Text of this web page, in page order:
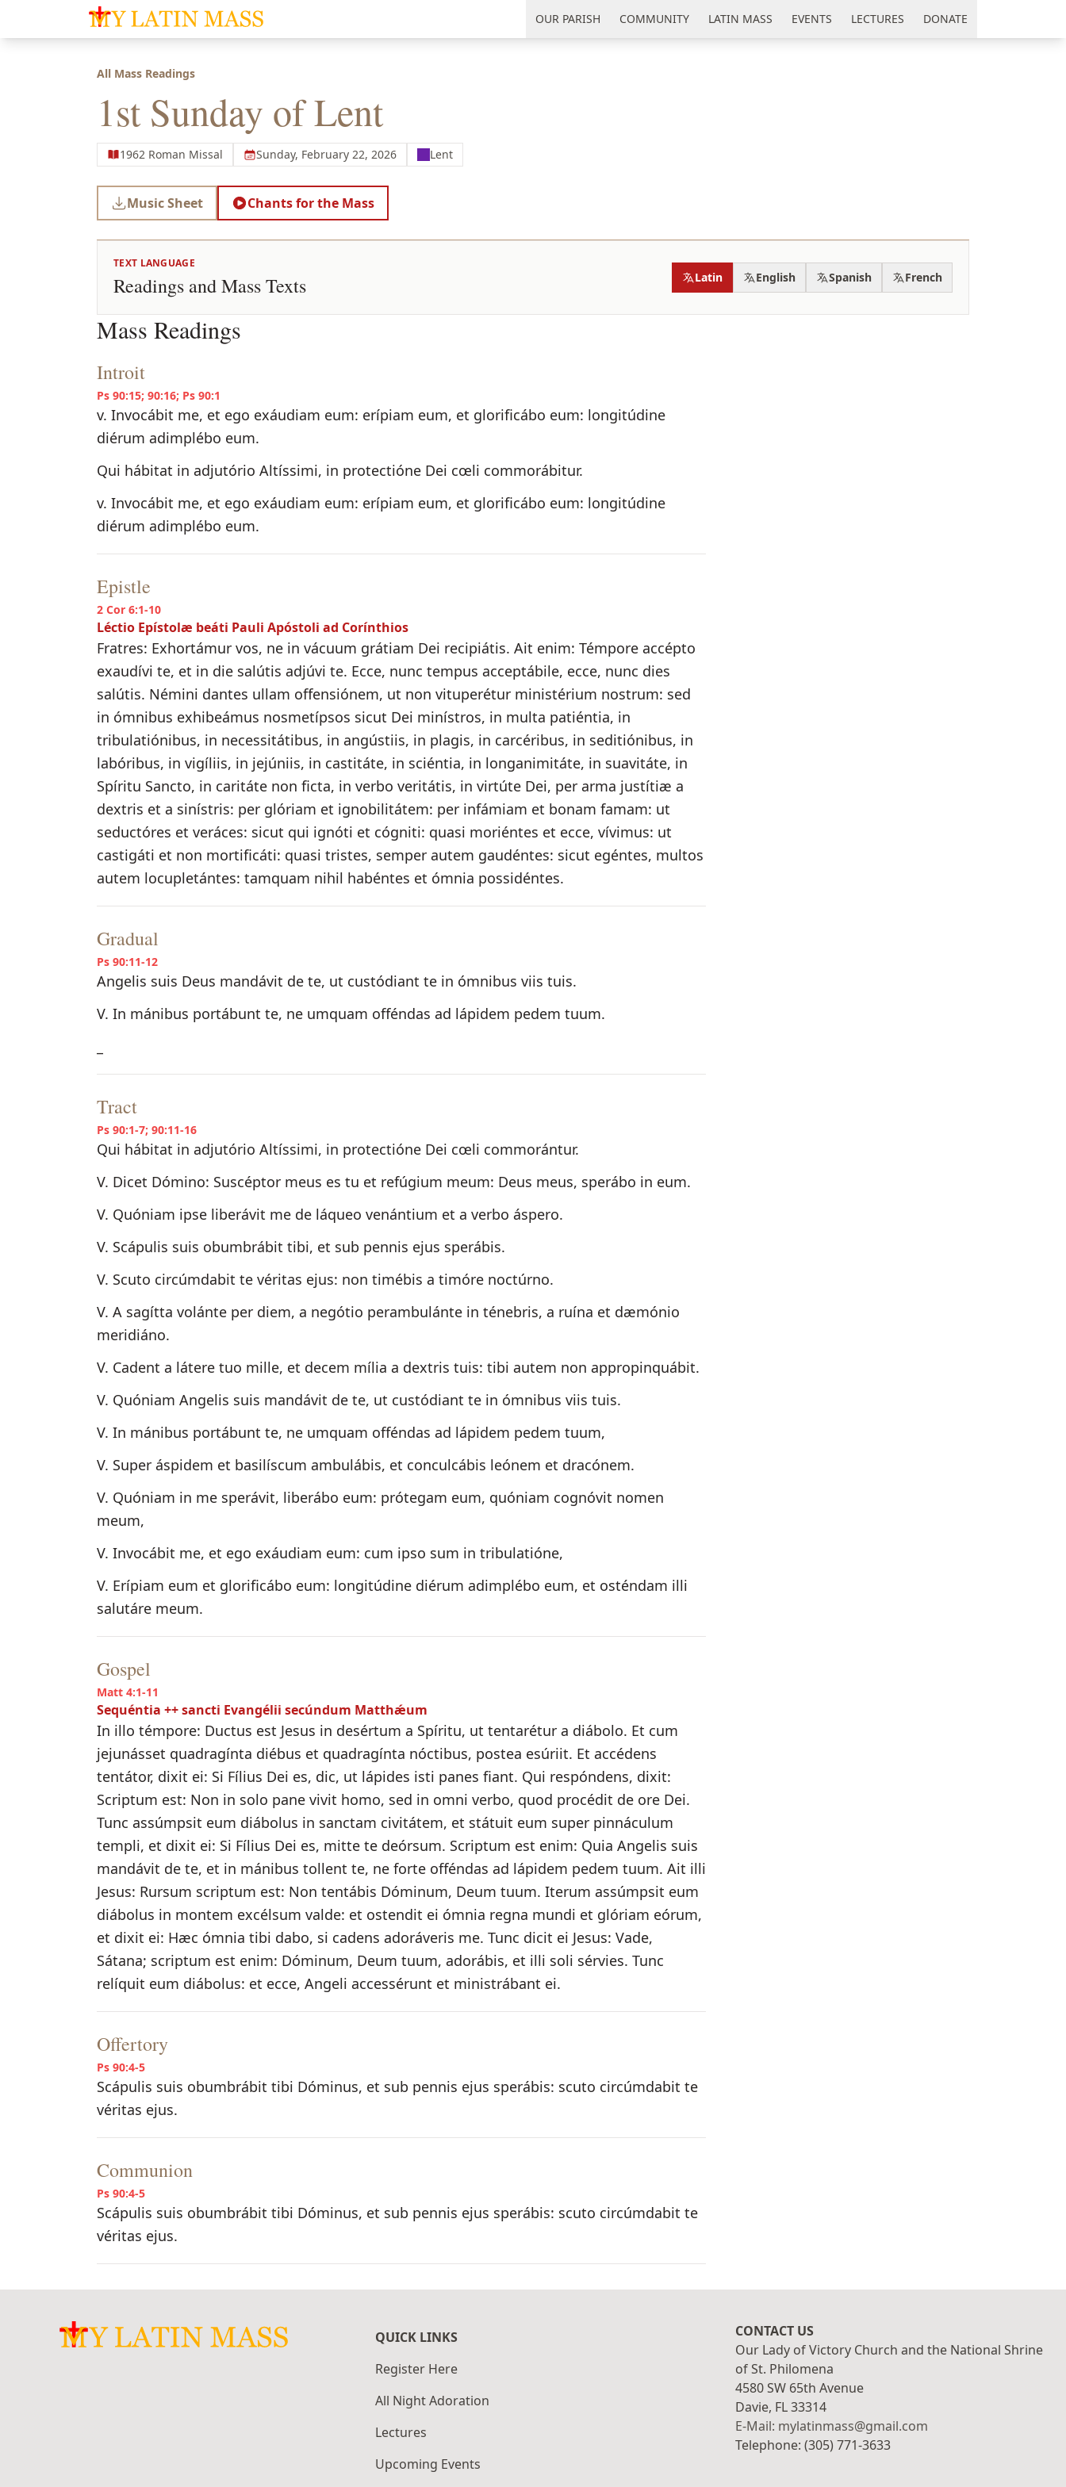
My Latin Mass - Traditional Latin Mass of South Florida OUR PARISH COMMUNITY LATIN MASS EVENTS LECTURES DONATE
All Mass Readings
1st Sunday of Lent
1962 Roman Missal Sunday, February 22, 2026 Lent
Music Sheet Chants for the Mass
TEXT LANGUAGE
Readings and Mass Texts Latin English Spanish French
Mass Readings
Introit
Ps 90:15; 90:16; Ps 90:1
v. Invocábit me, et ego exáudiam eum: erípiam eum, et glorificábo eum: longitúdine
diérum adimplébo eum.
Qui hábitat in adjutório Altíssimi, in protectióne Dei cœli commorábitur.
v. Invocábit me, et ego exáudiam eum: erípiam eum, et glorificábo eum: longitúdine
diérum adimplébo eum.
Epistle
2 Cor 6:1-10
Léctio Epístolæ beáti Pauli Apóstoli ad Corínthios
Fratres: Exhortámur vos, ne in vácuum grátiam Dei recipiátis. Ait enim: Témpore accépto
exaudívi te, et in die salútis adjúvi te. Ecce, nunc tempus acceptábile, ecce, nunc dies
salútis. Némini dantes ullam offensiónem, ut non vituperétur ministérium nostrum: sed
in ómnibus exhibeámus nosmetípsos sicut Dei minístros, in multa patiéntia, in
tribulatiónibus, in necessitátibus, in angústiis, in plagis, in carcéribus, in seditiónibus, in
labóribus, in vigíliis, in jejúniis, in castitáte, in sciéntia, in longanimitáte, in suavitáte, in
Spíritu Sancto, in caritáte non ficta, in verbo veritátis, in virtúte Dei, per arma justítiæ a
dextris et a sinístris: per glóriam et ignobilitátem: per infámiam et bonam famam: ut
seductóres et veráces: sicut qui ignóti et cógniti: quasi moriéntes et ecce, vívimus: ut
castigáti et non mortificáti: quasi tristes, semper autem gaudéntes: sicut egéntes, multos
autem locupletántes: tamquam nihil habéntes et ómnia possidéntes.
Gradual
Ps 90:11-12
Angelis suis Deus mandávit de te, ut custódiant te in ómnibus viis tuis.
V. In mánibus portábunt te, ne umquam offéndas ad lápidem pedem tuum.
Tract
Ps 90:1-7; 90:11-16
Qui hábitat in adjutório Altíssimi, in protectióne Dei cœli commorántur.
V. Dicet Dómino: Suscéptor meus es tu et refúgium meum: Deus meus, sperábo in eum.
V. Quóniam ipse liberávit me de láqueo venántium et a verbo áspero.
V. Scápulis suis obumbrábit tibi, et sub pennis ejus sperábis.
V. Scuto circúmdabit te véritas ejus: non timébis a timóre noctúrno.
V. A sagítta volánte per diem, a negótio perambulánte in ténebris, a ruína et dæmónio
meridiáno.
V. Cadent a látere tuo mille, et decem mília a dextris tuis: tibi autem non appropinquábit.
V. Quóniam Angelis suis mandávit de te, ut custódiant te in ómnibus viis tuis.
V. In mánibus portábunt te, ne umquam offéndas ad lápidem pedem tuum,
V. Super áspidem et basilíscum ambulábis, et conculcábis leónem et dracónem.
V. Quóniam in me sperávit, liberábo eum: prótegam eum, quóniam cognóvit nomen
meum,
V. Invocábit me, et ego exáudiam eum: cum ipso sum in tribulatióne,
V. Erípiam eum et glorificábo eum: longitúdine diérum adimplébo eum, et osténdam illi
salutáre meum.
Gospel
Matt 4:1-11
Sequéntia ++ sancti Evangélii secúndum Matthǽum
In illo témpore: Ductus est Jesus in desértum a Spíritu, ut tentarétur a diábolo. Et cum
jejunásset quadragínta diébus et quadragínta nóctibus, postea esúriit. Et accédens
tentátor, dixit ei: Si Fílius Dei es, dic, ut lápides isti panes fiant. Qui respóndens, dixit:
Scriptum est: Non in solo pane vivit homo, sed in omni verbo, quod procédit de ore Dei.
Tunc assúmpsit eum diábolus in sanctam civitátem, et státuit eum super pinnáculum
templi, et dixit ei: Si Fílius Dei es, mitte te deórsum. Scriptum est enim: Quia Angelis suis
mandávit de te, et in mánibus tollent te, ne forte offéndas ad lápidem pedem tuum. Ait illi
Jesus: Rursum scriptum est: Non tentábis Dóminum, Deum tuum. Iterum assúmpsit eum
diábolus in montem excélsum valde: et ostendit ei ómnia regna mundi et glóriam eórum,
et dixit ei: Hæc ómnia tibi dabo, si cadens adoráveris me. Tunc dicit ei Jesus: Vade,
Sátana; scriptum est enim: Dóminum, Deum tuum, adorábis, et illi soli sérvies. Tunc
relíquit eum diábolus: et ecce, Angeli accessérunt et ministrábant ei.
Offertory
Ps 90:4-5
Scápulis suis obumbrábit tibi Dóminus, et sub pennis ejus sperábis: scuto circúmdabit te
véritas ejus.
Communion
Ps 90:4-5
Scápulis suis obumbrábit tibi Dóminus, et sub pennis ejus sperábis: scuto circúmdabit te
véritas ejus.
QUICK LINKS
Register Here
All Night Adoration
Lectures
Upcoming Events
CONTACT US
Our Lady of Victory Church and the National Shrine
of St. Philomena
4580 SW 65th Avenue
Davie, FL 33314
E-Mail: mylatinmass@gmail.com
Telephone: (305) 771-3633